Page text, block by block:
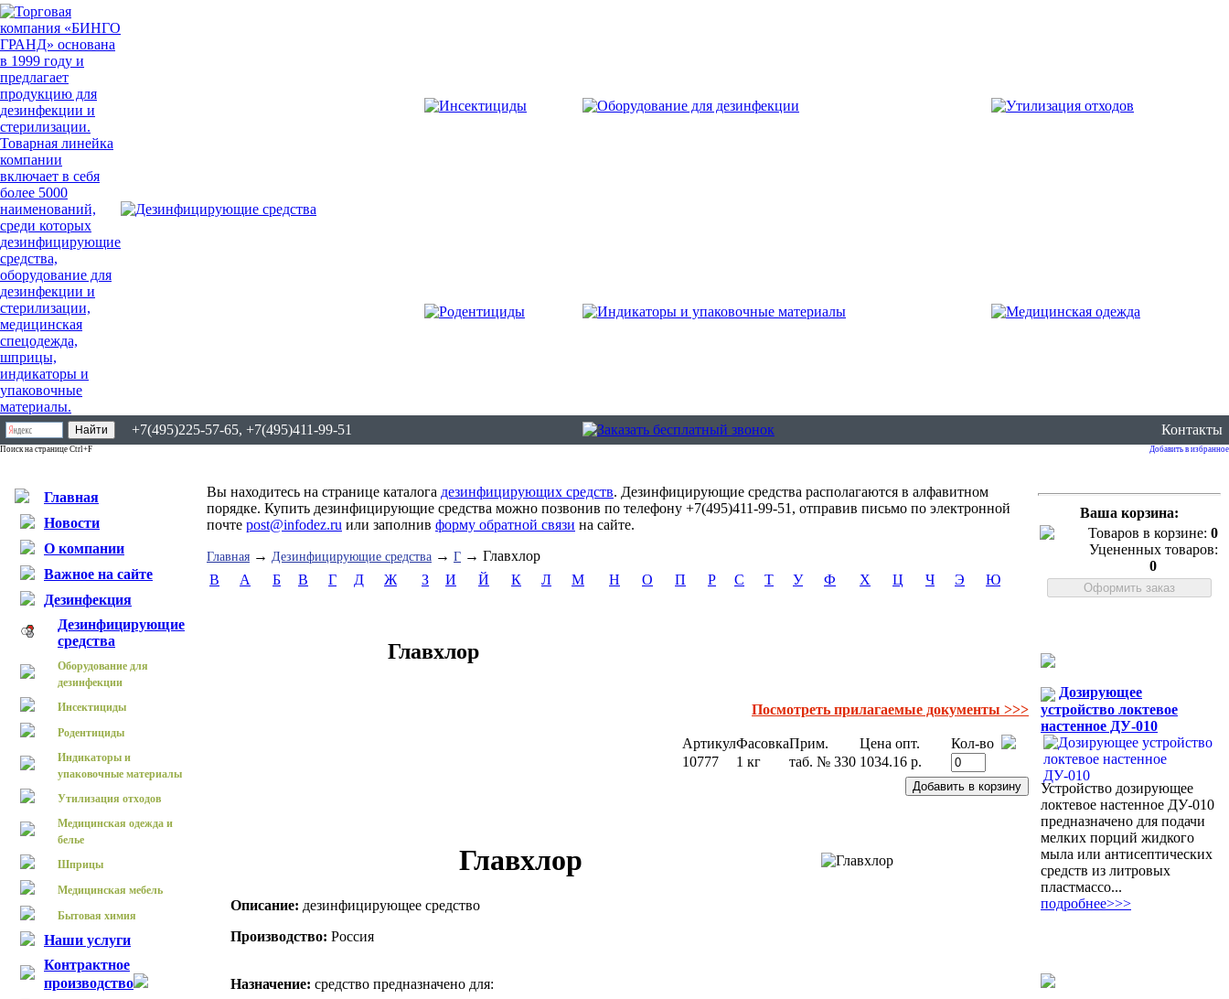
+7(495)225-57-65, +7(495)411-99-51 Контакты
Поиск на странице Ctrl+F Добавить в избранное
Главная
Новости
О компании
Важное на сайте
Дезинфекция
Дезинфицирующие
средства
Оборудование для
дезинфекции
Инсектициды
Родентициды
Индикаторы и
упаковочные материалы
Утилизация отходов
Медицинская одежда и
белье
Шприцы
Медицинская мебель
Бытовая химия
Наши услуги
Контрактное
производство
Вы находитесь на странице каталога дезинфицирующих средств. Дезинфицирующие средства располагаются в алфавитном
порядке. Купить дезинфицирующие средства можно позвонив по телефону +7(495)411-99-51, отправив письмо по электронной
почте post@infodez.ru или заполнив форму обратной связи на сайте.
Главная → Дезинфицирующие средства → Г → Главхлор
B
А Б В Г Д Ж З И Й К Л М Н О П Р С Т У Ф Х Ц Ч Э Ю
Главхлор
Посмотреть прилагаемые документы >>>
АртикулФасовкаПрим. Цена опт.
Кол-во
10777
1 кг таб. № 330 1034.16 р.
Главхлор
Описание: дезинфицирующее средство
Производство: Россия
Назначение: средство предназначено для:
Ваша корзина:
Товаров в корзине: 0
Уцененных товаров:
0
Дозирующее
устройство локтевое
настенное ДУ-010
Устройство дозирующее
локтевое настенное ДУ-010
предназначено для подачи
мелких порций жидкого
мыла или антисептических
средств из литровых
пластмассо...
подробнее>>>